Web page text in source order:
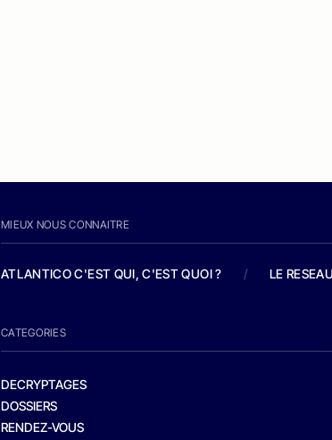
MIEUX NOUS CONNAITRE
ATLANTICO C'EST QUI, C'EST QUOI ? / LE
CATEGORIES
DECRYPTAGES
DOSSIERS
RENDEZ-VOUS